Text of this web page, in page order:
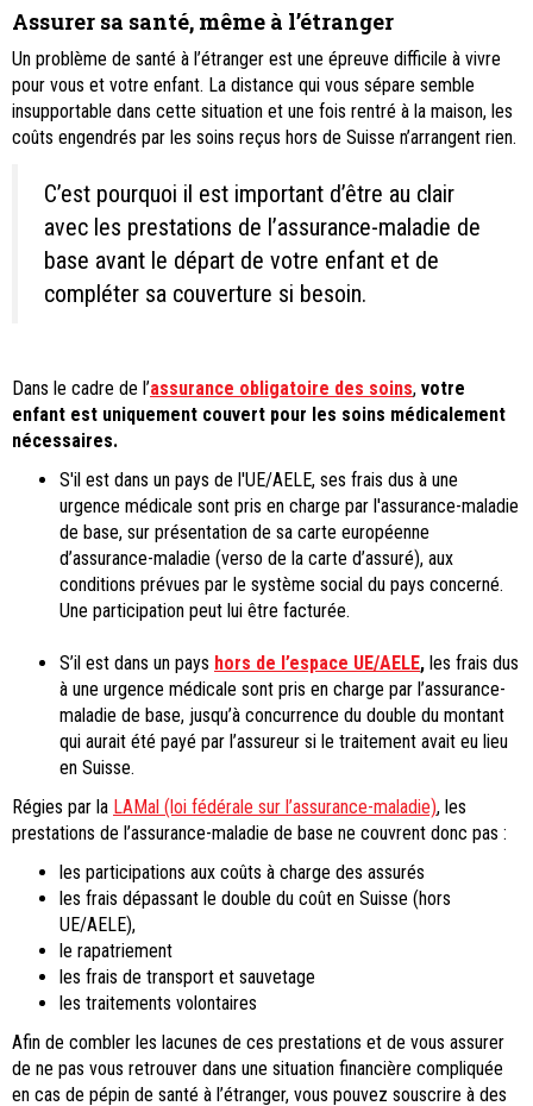
Assurer sa santé, même à l’étranger
Un problème de santé à l’étranger est une épreuve difficile à vivre
pour vous et votre enfant. La distance qui vous sépare semble
insupportable dans cette situation et une fois rentré à la maison, les
coûts engendrés par les soins reçus hors de Suisse n’arrangent rien.
C’est pourquoi il est important d’être au clair
avec les prestations de l’assurance-maladie de
base avant le départ de votre enfant et de
compléter sa couverture si besoin.
Dans le cadre de l’assurance obligatoire des soins, votre
enfant est uniquement couvert pour les soins médicalement
nécessaires.
S'il est dans un pays de l'UE/AELE, ses frais dus à une
urgence médicale sont pris en charge par l'assurance-maladie
de base, sur présentation de sa carte européenne
d’assurance-maladie (verso de la carte d’assuré), aux
conditions prévues par le système social du pays concerné.
Une participation peut lui être facturée.
S’il est dans un pays hors de l’espace UE/AELE, les frais dus
à une urgence médicale sont pris en charge par l’assurance-
maladie de base, jusqu’à concurrence du double du montant
qui aurait été payé par l’assureur si le traitement avait eu lieu
en Suisse.
Régies par la LAMal (loi fédérale sur l’assurance-maladie), les
prestations de l’assurance-maladie de base ne couvrent donc pas :
les participations aux coûts à charge des assurés
les frais dépassant le double du coût en Suisse (hors
UE/AELE),
le rapatriement
les frais de transport et sauvetage
les traitements volontaires
Afin de combler les lacunes de ces prestations et de vous assurer
de ne pas vous retrouver dans une situation financière compliquée
en cas de pépin de santé à l’étranger, vous pouvez souscrire à des